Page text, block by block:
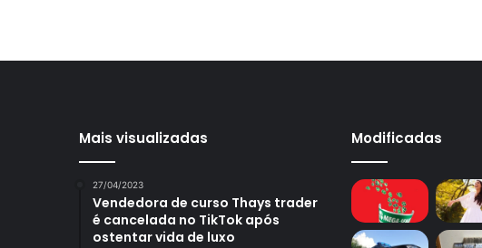
Mais visualizadas
27/04/2023
Vendedora de curso Thays trader
é cancelada no TikTok após
ostentar vida de luxo
Modificadas